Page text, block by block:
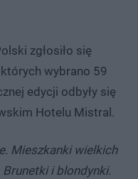
zgłosiło się
wybrano 59
edycji odbyły się
Hotelu Mistral.
Mieszkanki wielkich
i blondynki.